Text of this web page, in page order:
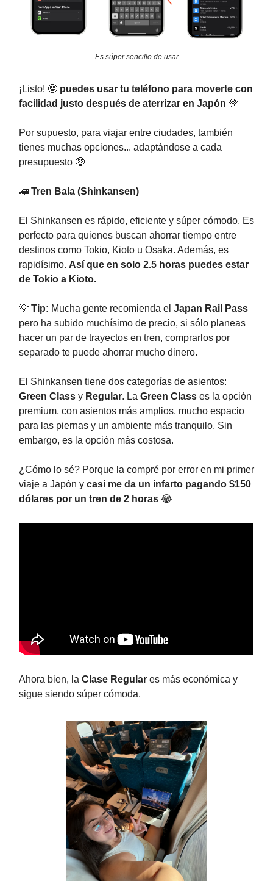
Es súper sencillo de usar
¡Listo! 🤓 puedes usar tu teléfono para moverte con
facilidad justo después de aterrizar en Japón 🎌
Por supuesto, para viajar entre ciudades, también
tienes muchas opciones... adaptándose a cada
presupuesto 🤑
🚄 Tren Bala (Shinkansen)
El Shinkansen es rápido, eficiente y súper cómodo. Es
perfecto para quienes buscan ahorrar tiempo entre
destinos como Tokio, Kioto u Osaka. Además, es
rapidísimo. Así que en solo 2.5 horas puedes estar
de Tokio a Kioto.
💡 Tip: Mucha gente recomienda el Japan Rail Pass
pero ha subido muchísimo de precio, si sólo planeas
hacer un par de trayectos en tren, comprarlos por
separado te puede ahorrar mucho dinero.
El Shinkansen tiene dos categorías de asientos:
Green Class y Regular. La Green Class es la opción
premium, con asientos más amplios, mucho espacio
para las piernas y un ambiente más tranquilo. Sin
embargo, es la opción más costosa.
¿Cómo lo sé? Porque la compré por error en mi primer
viaje a Japón y casi me da un infarto pagando $150
dólares por un tren de 2 horas 😂
Ahora bien, la Clase Regular es más económica y
sigue siendo súper cómoda.